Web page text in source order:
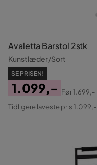
Avaletta Barstol 2stk
Kunstlæder/Sort
SE PRISEN!
Pris
1.099,-
Original
Før1.699,-
Tidligere laveste pris 1.099,-